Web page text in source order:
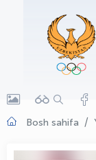
Bosh sahifa
Onlayn ·